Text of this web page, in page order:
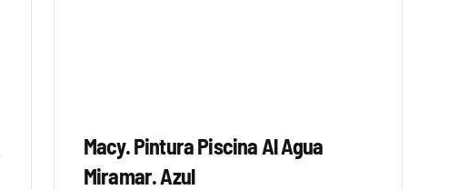
Macy. Pintura Piscina Al Agua
Miramar. Azul